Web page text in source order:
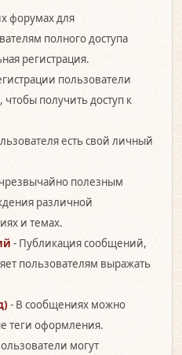
форумах для
полного доступа
регистрация.
пользователи
получить доступ к
есть свой личный
полезным
различной
и темах.
- Публикация сообщений,
пользователям выражать
- В сообщениях можно
теги оформления.
могут